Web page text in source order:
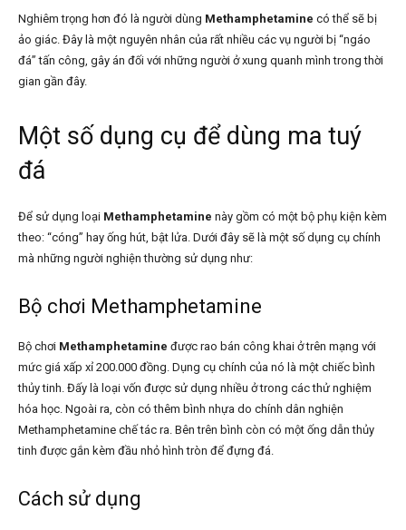
Nghiêm trọng hơn đó là người dùng Methamphetamine có thể sẽ bị
ảo giác. Đây là một nguyên nhân của rất nhiều các vụ người bị “ngáo
đá” tấn công, gây án đối với những người ở xung quanh mình trong thời
gian gần đây.
Một số dụng cụ để dùng ma tuý
đá
Để sử dụng loại Methamphetamine này gồm có một bộ phụ kiện kèm
theo: “cóng” hay ống hút, bật lửa. Dưới đây sẽ là một số dụng cụ chính
mà những người nghiện thường sử dụng như:
Bộ chơi Methamphetamine
Bộ chơi Methamphetamine được rao bán công khai ở trên mạng với
mức giá xấp xỉ 200.000 đồng. Dụng cụ chính của nó là một chiếc bình
thủy tinh. Đấy là loại vốn được sử dụng nhiều ở trong các thử nghiệm
hóa học. Ngoài ra, còn có thêm bình nhựa do chính dân nghiện
Methamphetamine chế tác ra. Bên trên bình còn có một ống dẫn thủy
tinh được gắn kèm đầu nhỏ hình tròn để đựng đá.
Cách sử dụng